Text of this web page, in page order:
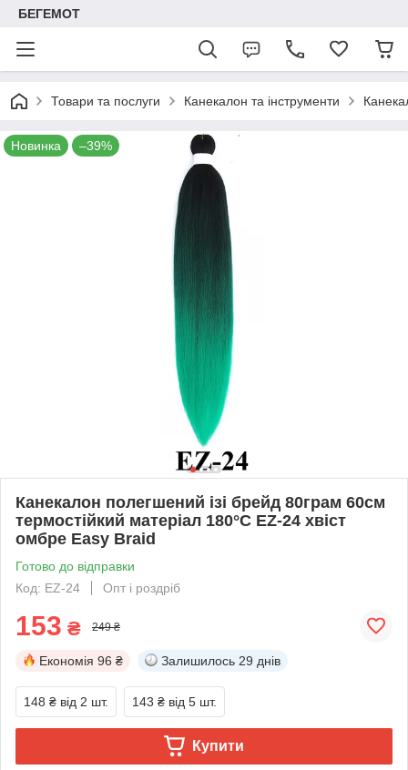
БЕГЕМОТ
Товари та послуги Канекалон та інструменти
Новинка –39%
Канекалон полегшений ізі брейд 80грам 60см
термостійкий матеріал 180°C EZ-24 хвіст
омбре Easy Braid
Готово до відправки
Код: EZ-24
Опт і роздріб
153 ₴ 249 ₴
Економія 96 ₴ Залишилось 29 днів
148 ₴ від 2 шт. 143 ₴ від 5 шт.
Купити